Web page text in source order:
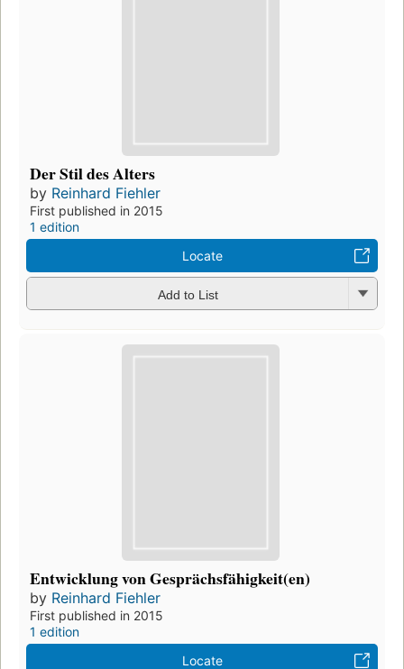
Der Stil des Alters
by Reinhard Fiehler
First published in 2015
1 edition
Locate
Add to List
Entwicklung von Gesprächsfähigkeit(en)
by Reinhard Fiehler
First published in 2015
1 edition
Locate